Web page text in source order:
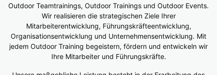
Outdoor Teamtrainings, Outdoor Trainings und Outdoor Events.
Wir realisieren die strategischen Ziele Ihrer
Mitarbeiterentwicklung, Führungskräfteentwicklung,
Organisationsentwicklung und Unternehmensentwicklung. Mit
jedem Outdoor Training begeistern, fördern und entwickeln wir
Ihre Mitarbeiter und Führungskräfte.